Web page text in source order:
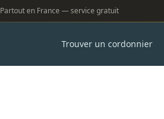
Partout en France — service gratuit
Trouver un cordonnier